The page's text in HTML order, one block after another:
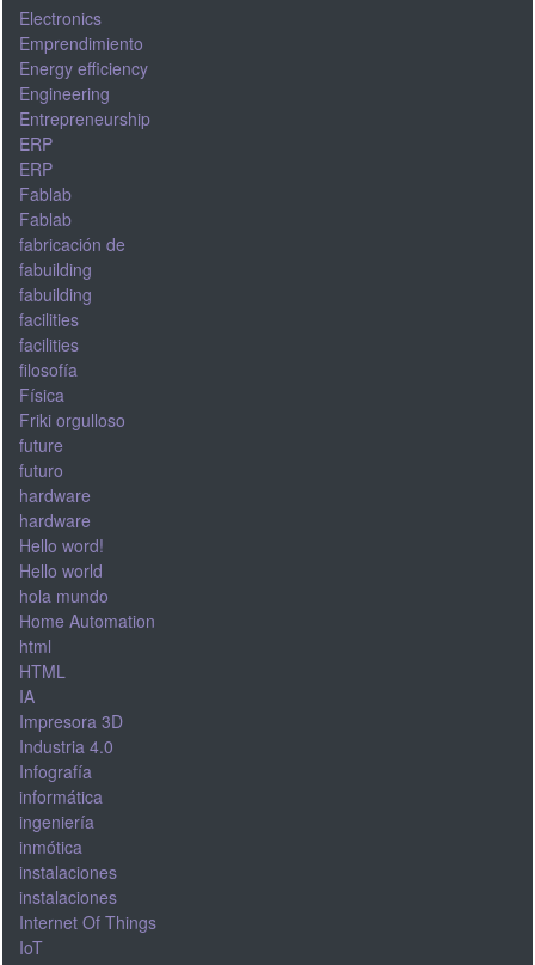
Electronics
Emprendimiento
Energy efficiency
Engineering
Entrepreneurship
ERP
ERP
Fablab
Fablab
fabricación de
fabuilding
fabuilding
facilities
facilities
filosofía
Física
Friki orgulloso
future
futuro
hardware
hardware
Hello word!
Hello world
hola mundo
Home Automation
html
HTML
IA
Impresora 3D
Industria 4.0
Infografía
informática
ingeniería
inmótica
instalaciones
instalaciones
Internet Of Things
IoT